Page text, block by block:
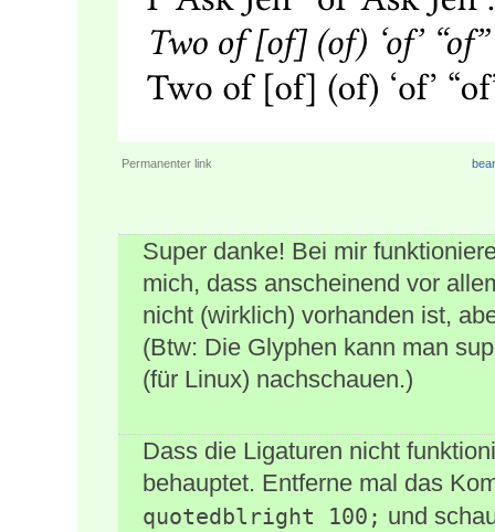
Permanenter link
Super danke! Bei mir
mich, dass anscheinend vor
nicht (wirklich) vorhanden ist,
(Btw: Die Glyphen kann man
(für Linux) nachschauen.)
Dass die Ligaturen nicht
behauptet. Entferne mal das
quotedblright 100; und